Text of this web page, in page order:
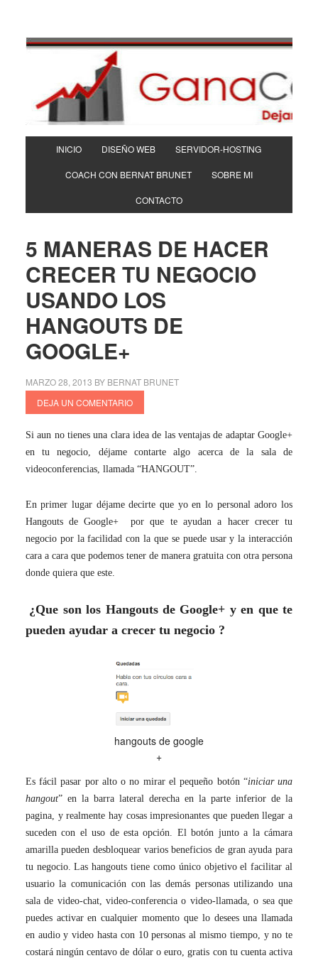
INICIO DISEÑO WEB SERVIDOR-HOSTING
COACH CON BERNAT BRUNET SOBRE MI
CONTACTO
5 MANERAS DE HACER
CRECER TU NEGOCIO
USANDO LOS
HANGOUTS DE
GOOGLE+
MARZO 28, 2013 BY BERNAT BRUNET
DEJA UN COMENTARIO
Si aun no tienes una clara idea de las ventajas de adaptar Google+
en tu negocio, déjame contarte algo acerca de la sala de
videoconferencias, llamada “HANGOUT”.
En primer lugar déjame decirte que yo en lo personal adoro los
Hangouts de Google+ por que te ayudan a hacer crecer tu
negocio por la facilidad con la que se puede usar y la interacción
cara a cara que podemos tener de manera gratuita con otra persona
donde quiera que este.
¿Que son los Hangouts de Google+ y en que te
pueden ayudar a crecer tu negocio ?
hangouts de google
+
Es fácil pasar por alto o no mirar el pequeño botón “iniciar una
hangout”en la barra lateral derecha en la parte inferior de la
pagina, y realmente hay cosas impresionantes que pueden llegar a
suceden con el uso de esta opción. El botón junto a la cámara
amarilla pueden desbloquear varios beneficios de gran ayuda para
tu negocio. Las hangouts tiene como único objetivo el facilitar al
usuario la comunicación con las demás personas utilizando una
sala de video-chat, video-conferencia o video-llamada, o sea que
puedes activar en cualquier momento que lo desees una llamada
en audio y video hasta con 10 personas al mismo tiempo, y no te
costará ningún centavo de dólar o euro, gratis con tu cuenta activa